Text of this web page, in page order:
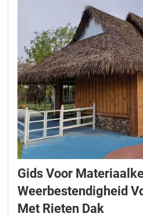
Gids Voor
Weerbestendigheid
Met Rieten Dak